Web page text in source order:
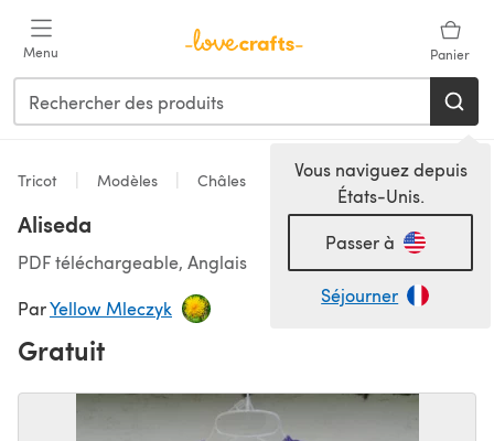
Menu Panier
Vous naviguez depuis
États-Unis.
Passer à
Séjourner
Tricot Modèles Châles
Aliseda
PDF téléchargeable, Anglais
ParYellow Mleczyk
Gratuit